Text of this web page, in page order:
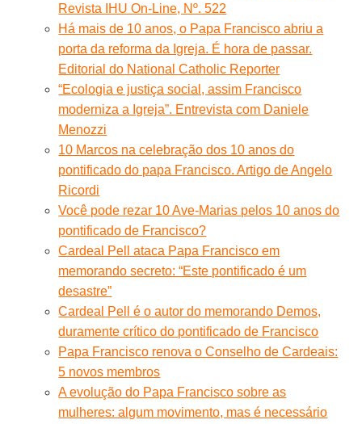
Revista IHU On-Line, Nº. 522
Há mais de 10 anos, o Papa Francisco abriu a
porta da reforma da Igreja. É hora de passar.
Editorial do National Catholic Reporter
“Ecologia e justiça social, assim Francisco
moderniza a Igreja”. Entrevista com Daniele
Menozzi
10 Marcos na celebração dos 10 anos do
pontificado do papa Francisco. Artigo de Angelo
Ricordi
Você pode rezar 10 Ave-Marias pelos 10 anos do
pontificado de Francisco?
Cardeal Pell ataca Papa Francisco em
memorando secreto: “Este pontificado é um
desastre”
Cardeal Pell é o autor do memorando Demos,
duramente crítico do pontificado de Francisco
Papa Francisco renova o Conselho de Cardeais:
5 novos membros
A evolução do Papa Francisco sobre as
mulheres: algum movimento, mas é necessário